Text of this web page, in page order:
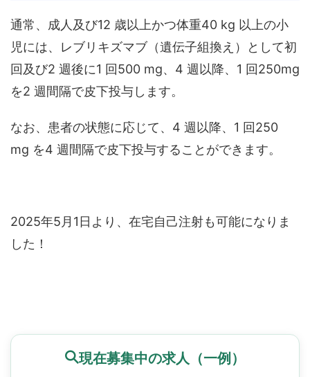
通常、成人及び12 歳以上かつ体重40 kg 以上の小
児には、レブリキズマブ（遺伝子組換え）として初
回及び2 週後に1 回500 mg、4 週以降、1 回250mg
を2 週間隔で皮下投与します。
なお、患者の状態に応じて、4 週以降、1 回250
mg を4 週間隔で皮下投与することができます。
2025年5月1日より、在宅自己注射も可能になりま
した！
現在募集中の求人（一例）